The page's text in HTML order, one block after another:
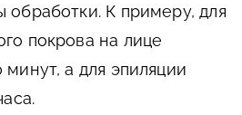
обработки. К примеру, для
покрова на лице
минут, а для эпиляции